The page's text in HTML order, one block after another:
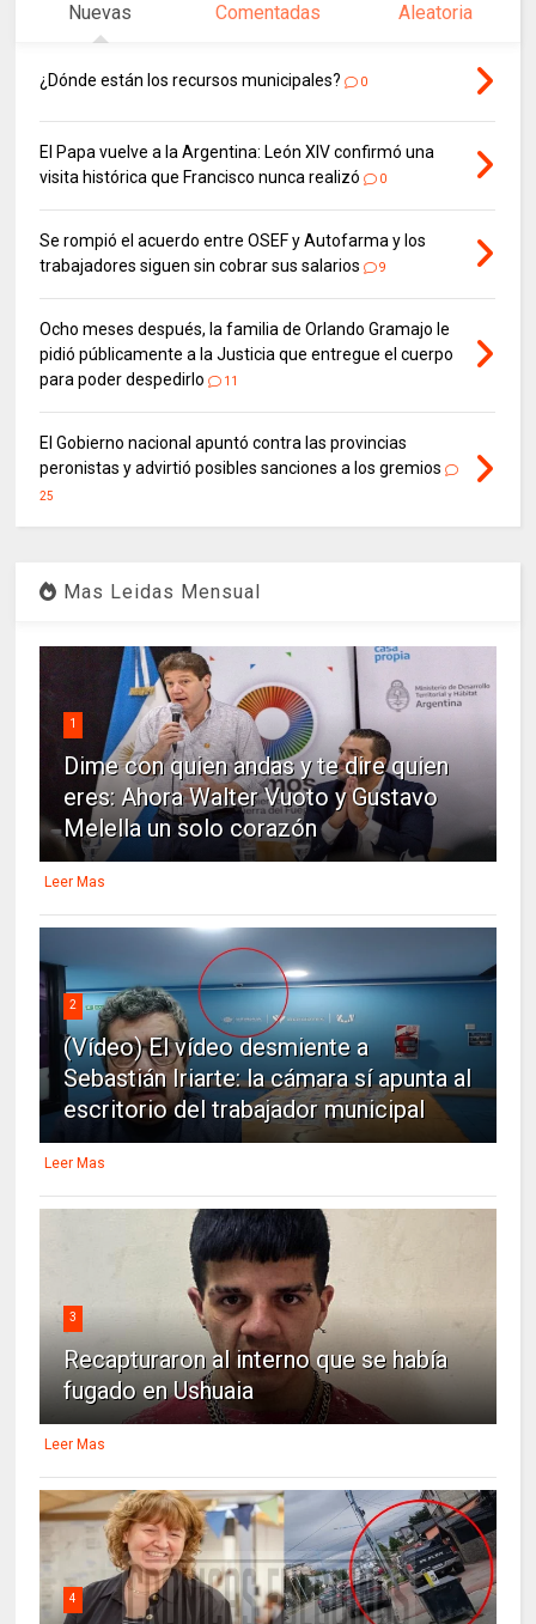
Nuevas Comentadas Aleatoria
¿Dónde están los recursos municipales? 0
El Papa vuelve a la Argentina: León XIV confirmó una
visita histórica que Francisco nunca realizó
0
Se rompió el acuerdo entre OSEF y Autofarma y los
trabajadores siguen sin cobrar sus salarios
9
Ocho meses después, la familia de Orlando Gramajo le
pidió públicamente a la Justicia que entregue el cuerpo
para poder despedirlo
11
El Gobierno nacional apuntó contra las provincias
peronistas y advirtió posibles sanciones a los gremios
25
Mas Leidas Mensual
1
Dime con quien andas y te dire quien
eres: Ahora Walter Vuoto y Gustavo
Melella un solo corazón
Leer Mas
2
(Vídeo) El vídeo desmiente a
Sebastián Iriarte: la cámara sí apunta al
escritorio del trabajador municipal
Leer Mas
3
Recapturaron al interno que se había
fugado en Ushuaia
Leer Mas
4